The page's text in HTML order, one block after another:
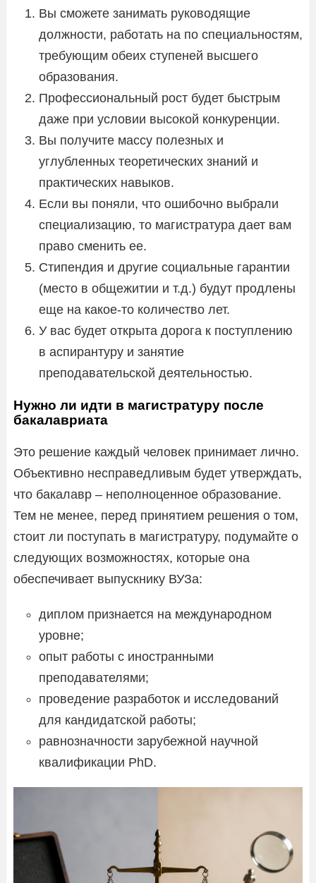
Вы сможете занимать руководящие
должности, работать на по специальностям,
требующим обеих ступеней высшего
образования.
Профессиональный рост будет быстрым
даже при условии высокой конкуренции.
Вы получите массу полезных и
углубленных теоретических знаний и
практических навыков.
Если вы поняли, что ошибочно выбрали
специализацию, то магистратура дает вам
право сменить ее.
Стипендия и другие социальные гарантии
(место в общежитии и т.д.) будут продлены
еще на какое-то количество лет.
У вас будет открыта дорога к поступлению
в аспирантуру и занятие
преподавательской деятельностью.
Нужно ли идти в магистратуру после
бакалавриата
Это решение каждый человек принимает лично.
Объективно несправедливым будет утверждать,
что бакалавр – неполноценное образование.
Тем не менее, перед принятием решения о том,
стоит ли поступать в магистратуру, подумайте о
следующих возможностях, которые она
обеспечивает выпускнику ВУЗа:
диплом признается на международном
уровне;
опыт работы с иностранными
преподавателями;
проведение разработок и исследований
для кандидатской работы;
равнозначности зарубежной научной
квалификации PhD.